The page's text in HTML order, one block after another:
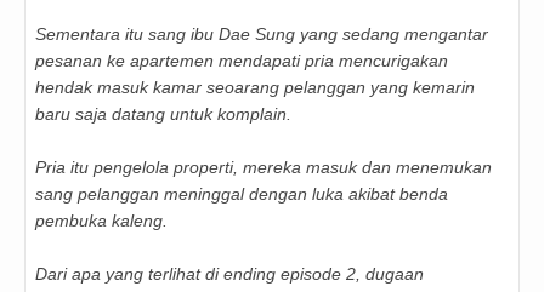
Sementara itu sang ibu Dae Sung yang sedang mengantar
pesanan ke apartemen mendapati pria mencurigakan
hendak masuk kamar seoarang pelanggan yang kemarin
baru saja datang untuk komplain.
Pria itu pengelola properti, mereka masuk dan menemukan
sang pelanggan meninggal dengan luka akibat benda
pembuka kaleng.
Dari apa yang terlihat di ending episode 2, dugaan